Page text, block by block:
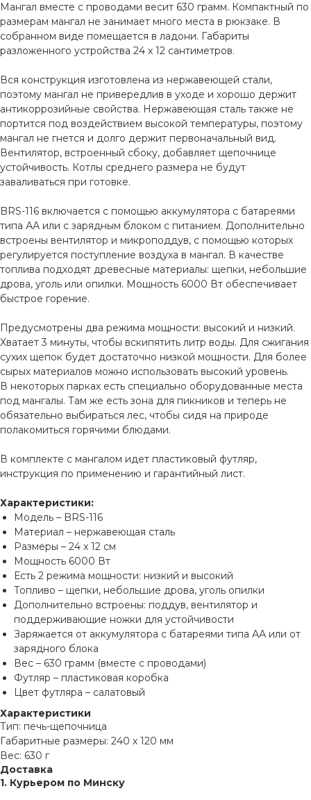
Мангал вместе с проводами весит 630 грамм. Компактный по
размерам мангал не занимает много места в рюкзаке. В
собранном виде помещается в ладони. Габариты
разложенного устройства 24 x 12 сантиметров.
Вся конструкция изготовлена из нержавеющей стали,
поэтому мангал не привередлив в уходе и хорошо держит
антикоррозийные свойства. Нержавеющая сталь также не
портится под воздействием высокой температуры, поэтому
мангал не гнется и долго держит первоначальный вид.
Вентилятор, встроенный сбоку, добавляет щепочнице
устойчивость. Котлы среднего размера не будут
заваливаться при готовке.
BRS-116 включается с помощью аккумулятора с батареями
типа АА или с зарядным блоком с питанием. Дополнительно
встроены вентилятор и микроподдув, с помощью которых
регулируется поступление воздуха в мангал. В качестве
топлива подходят древесные материалы: щепки, небольшие
дрова, уголь или опилки. Мощность 6000 Вт обеспечивает
быстрое горение.
Предусмотрены два режима мощности: высокий и низкий.
Хватает 3 минуты, чтобы вскипятить литр воды. Для сжигания
сухих щепок будет достаточно низкой мощности. Для более
сырых материалов можно использовать высокий уровень.
В некоторых парках есть специально оборудованные места
под мангалы. Там же есть зона для пикников и теперь не
обязательно выбираться лес, чтобы сидя на природе
полакомиться горячими блюдами.
В комплекте с мангалом идет пластиковый футляр,
инструкция по применению и гарантийный лист.
Характеристики:
Модель – BRS-116
Материал – нержавеющая сталь
Размеры – 24 x 12 см
Мощность 6000 Вт
Есть 2 режима мощности: низкий и высокий
Топливо – щепки, небольшие дрова, уголь опилки
Дополнительно встроены: поддув, вентилятор и
поддерживающие ножки для устойчивости
Заряжается от аккумулятора с батареями типа АА или от
зарядного блока
Вес – 630 грамм (вместе с проводами)
Футляр – пластиковая коробка
Цвет футляра – салатовый
Характеристики
Тип: печь-щепочница
Габаритные размеры: 240 х 120 мм
Вес: 630 г
Доставка
1. Курьером по Минску